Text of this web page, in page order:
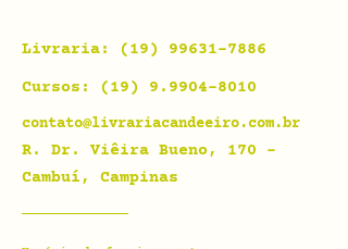
Livraria: (19) 99631-7886
Cursos: (19) 9.9904-8010
contato@livrariacandeeiro.com.br
R. Dr. Viêira Bueno, 170 -
Cambuí, Campinas